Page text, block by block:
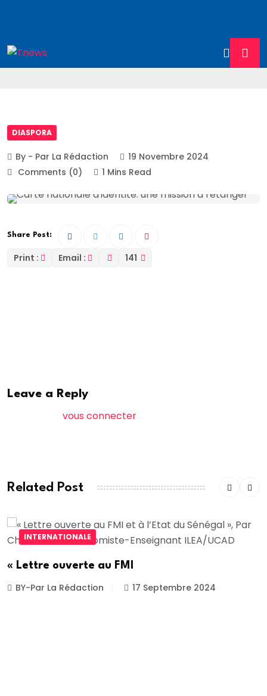
DIASPORA
By - Par La Rédaction
19 Novembre 2024
Comments (0)
1 Mins Read
Share Post:
Print : Email : 141
Leave a Reply
vous connecter
Related Post
INTERNATIONALE
« Lettre ouverte au FMI
BY-Par La Rédaction 17 Septembre 2024